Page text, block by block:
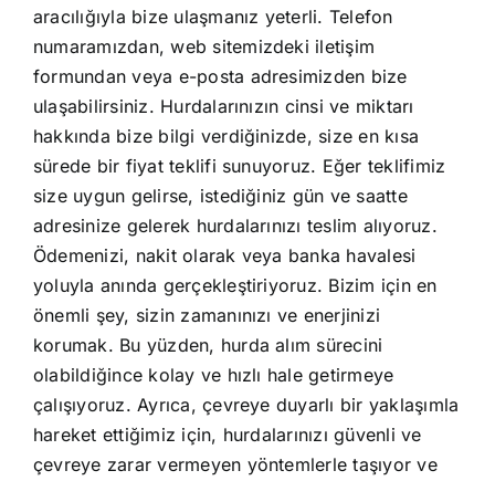
aracılığıyla bize ulaşmanız yeterli. Telefon
numaramızdan, web sitemizdeki iletişim
formundan veya e-posta adresimizden bize
ulaşabilirsiniz. Hurdalarınızın cinsi ve miktarı
hakkında bize bilgi verdiğinizde, size en kısa
sürede bir fiyat teklifi sunuyoruz. Eğer teklifimiz
size uygun gelirse, istediğiniz gün ve saatte
adresinize gelerek hurdalarınızı teslim alıyoruz.
Ödemenizi, nakit olarak veya banka havalesi
yoluyla anında gerçekleştiriyoruz. Bizim için en
önemli şey, sizin zamanınızı ve enerjinizi
korumak. Bu yüzden, hurda alım sürecini
olabildiğince kolay ve hızlı hale getirmeye
çalışıyoruz. Ayrıca, çevreye duyarlı bir yaklaşımla
hareket ettiğimiz için, hurdalarınızı güvenli ve
çevreye zarar vermeyen yöntemlerle taşıyor ve